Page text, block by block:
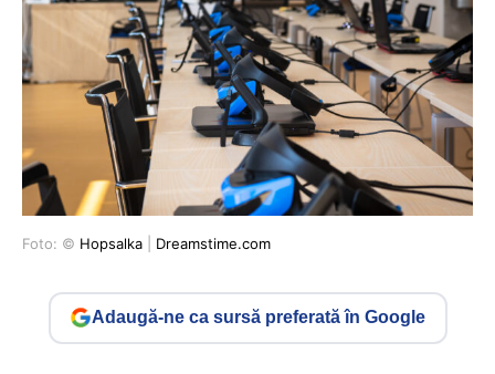
Foto: © Hopsalka Dreamstime.com
Adaugă-ne ca sursă preferată în Google